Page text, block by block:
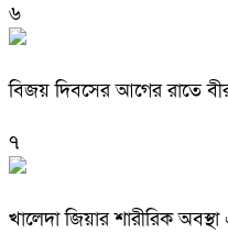
৬
বিজয় দিবসের আগের রাতে
৭
খালেদা জিয়ার শারীরিক